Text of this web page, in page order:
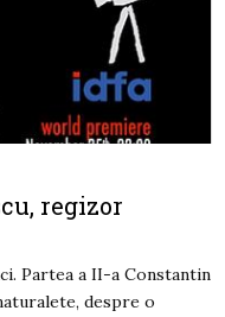
regizor
Partea a II-a Constantin
despre o